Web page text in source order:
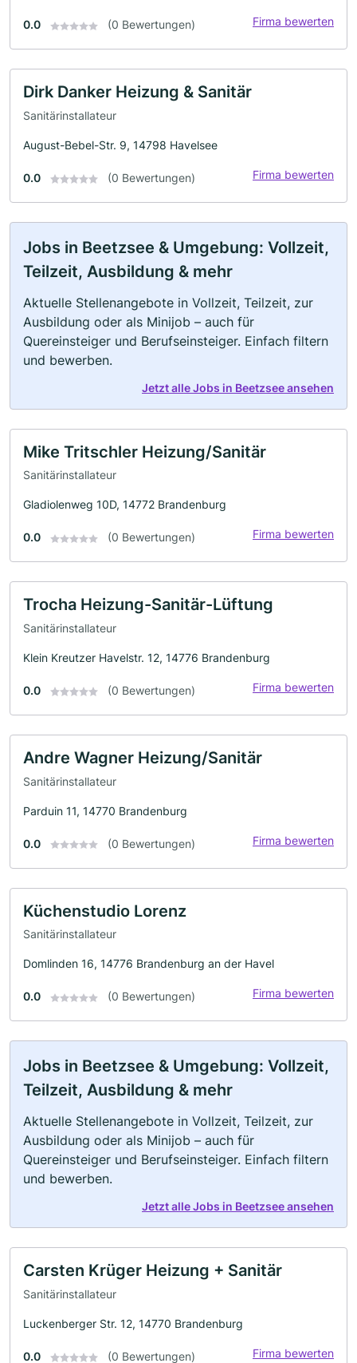
0.0 (0 Bewertungen) Firma bewerten
Dirk Danker Heizung & Sanitär
Sanitärinstallateur
August-Bebel-Str. 9, 14798 Havelsee
0.0 (0 Bewertungen) Firma bewerten
Jobs in Beetzsee & Umgebung: Vollzeit,
Teilzeit, Ausbildung & mehr
Aktuelle Stellenangebote in Vollzeit, Teilzeit, zur
Ausbildung oder als Minijob – auch für
Quereinsteiger und Berufseinsteiger. Einfach filtern
und bewerben.
Jetzt alle Jobs in Beetzsee ansehen
Mike Tritschler Heizung/Sanitär
Sanitärinstallateur
Gladiolenweg 10D, 14772 Brandenburg
0.0 (0 Bewertungen) Firma bewerten
Trocha Heizung-Sanitär-Lüftung
Sanitärinstallateur
Klein Kreutzer Havelstr. 12, 14776 Brandenburg
0.0 (0 Bewertungen) Firma bewerten
Andre Wagner Heizung/Sanitär
Sanitärinstallateur
Parduin 11, 14770 Brandenburg
0.0 (0 Bewertungen) Firma bewerten
Küchenstudio Lorenz
Sanitärinstallateur
Domlinden 16, 14776 Brandenburg an der Havel
0.0 (0 Bewertungen) Firma bewerten
Jobs in Beetzsee & Umgebung: Vollzeit,
Teilzeit, Ausbildung & mehr
Aktuelle Stellenangebote in Vollzeit, Teilzeit, zur
Ausbildung oder als Minijob – auch für
Quereinsteiger und Berufseinsteiger. Einfach filtern
und bewerben.
Jetzt alle Jobs in Beetzsee ansehen
Carsten Krüger Heizung + Sanitär
Sanitärinstallateur
Luckenberger Str. 12, 14770 Brandenburg
0.0 (0 Bewertungen) Firma bewerten